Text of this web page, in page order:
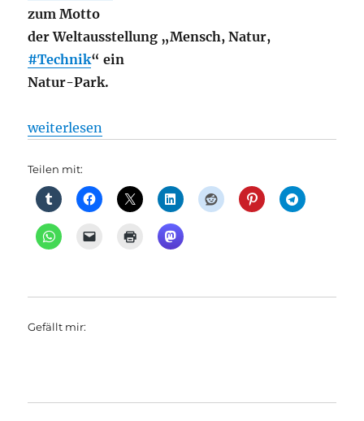
zum Motto
der Weltausstellung „Mensch, Natur,
#Technik“ ein
Natur-Park.
„Bahnhöfe: Ein altes Bahnhofsgelände wird
weiterlesen
Teilen mit:
Gefällt mir: